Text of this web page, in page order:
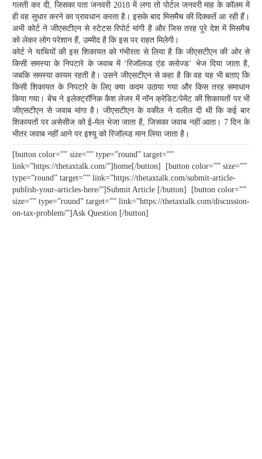
गलती कर दी, जिसका पता जनवरी 2018 में लगा तो पोर्टल जनवरी माह के कॉलम में
ही वह सुधार करने का प्रावधान करता है। इसके बाद मिसमैच की दिक्कतें आ रही हैं।
अभी कोर्ट ने जीएसटीएन से स्टेटस रिपोर्ट मांगी है और जिस तरह पूरे देश में मिसमैच
को लेकर लोग परेशान हैं, उम्मीद है कि इस पर राहत मिलेगी।
कोर्ट ने याचियों की इस शिकायत को गंभीरता से लिया है कि जीएसटीएन की ओर से
किसी समस्या के निपटारे के जवाब में ‘रिजॉलव्ड एंड क्लोज्ड’ भेज दिया जाता है,
जबकि समस्या कायम रहती है। उसने जीएसटीएन से कहा है कि वह यह भी बताए कि
किसी शिकायत के निपटारे के लिए क्या कदम उठाया गया और किस तरह समाधान
किया गया। बेंच ने इलेक्ट्रॉनिक कैश लेजर में नॉन क्रेडिट/पेमेंट की शिकायतों पर भी
जीएसटीएन से जवाब मांगा है। जीएसटीएन के वकील ने दलील दी थी कि कई बार
शिकायतों पर असेसीज को ई-मेल भेजा जाता है, जिसका जवाब नहीं आता। 7 दिन के
भीतर जवाब नहीं आने पर इश्यू को रिजॉल्व्ड मान लिया जाता है।
[button color=”” size=”” type=”round” target=””
link=”https://thetaxtalk.com/”]home[/button] [button color=”” size=””
type=”round” target=”” link=”https://thetaxtalk.com/submit-article-
publish-your-articles-here/”]Submit Article [/button] [button color=””
size=”” type=”round” target=”” link=”https://thetaxtalk.com/discussion-
on-tax-problem/”]Ask Question [/button]